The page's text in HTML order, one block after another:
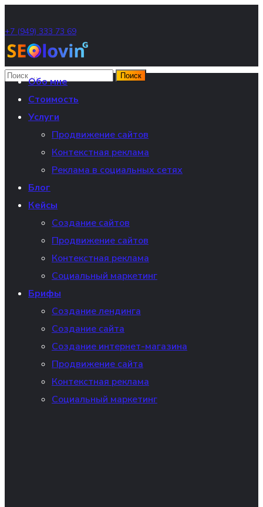
+7 (949) 333 73 69
Обо мне
Стоимость
Услуги
Продвижение сайтов
Контекстная реклама
Реклама в социальных сетях
Блог
Кейсы
Создание сайтов
Продвижение сайтов
Контекстная реклама
Социальный маркетинг
Брифы
Создание лендинга
Создание сайта
Создание интернет-магазина
Продвижение сайта
Контекстная реклама
Социальный маркетинг